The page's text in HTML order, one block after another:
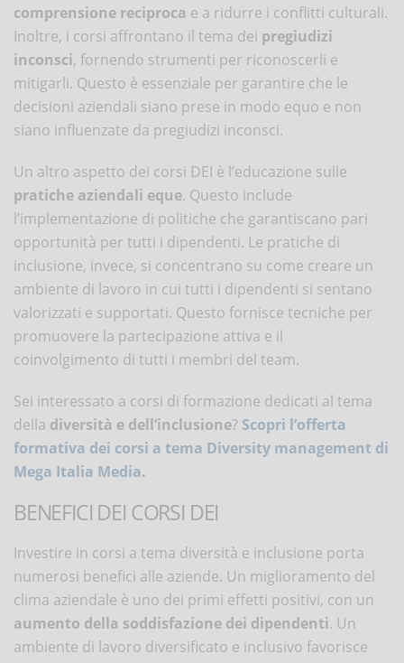
comprensione reciproca e a ridurre i conflitti culturali.
Inoltre, i corsi affrontano il tema dei pregiudizi
inconsci, fornendo strumenti per riconoscerli e
mitigarli. Questo è essenziale per garantire che le
decisioni aziendali siano prese in modo equo e non
siano influenzate da pregiudizi inconsci.
Un altro aspetto dei corsi DEI è l’educazione sulle
pratiche aziendali eque. Questo include
l’implementazione di politiche che garantiscano pari
opportunità per tutti i dipendenti. Le pratiche di
inclusione, invece, si concentrano su come creare un
ambiente di lavoro in cui tutti i dipendenti si sentano
valorizzati e supportati. Questo fornisce tecniche per
promuovere la partecipazione attiva e il
coinvolgimento di tutti i membri del team.
Sei interessato a corsi di formazione dedicati al tema
della diversità e dell’inclusione? Scopri l’offerta
formativa dei corsi a tema Diversity management di
Mega Italia Media.
BENEFICI DEI CORSI DEI
Investire in corsi a tema diversità e inclusione porta
numerosi benefici alle aziende. Un miglioramento del
clima aziendale è uno dei primi effetti positivi, con un
aumento della soddisfazione dei dipendenti. Un
ambiente di lavoro diversificato e inclusivo favorisce